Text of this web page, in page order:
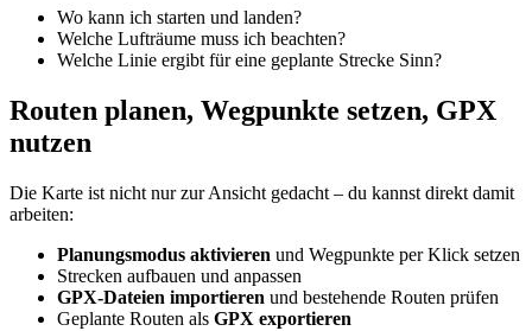
Wo kann ich starten und landen?
Welche Lufträume muss ich beachten?
Welche Linie ergibt für eine geplante Strecke Sinn?
Routen planen, Wegpunkte setzen, GPX
nutzen
Die Karte ist nicht nur zur Ansicht gedacht – du kannst direkt damit
arbeiten:
Planungsmodus aktivieren und Wegpunkte per Klick setzen
Strecken aufbauen und anpassen
GPX-Dateien importieren und bestehende Routen prüfen
Geplante Routen als GPX exportieren